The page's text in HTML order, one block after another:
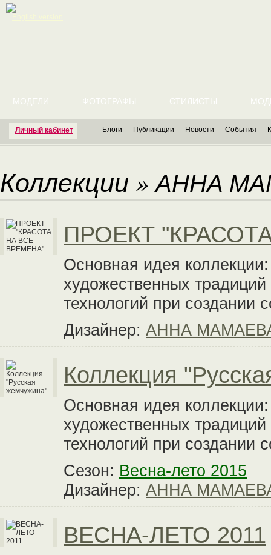
Личный кабинет
МОДЕЛИ ФОТОГРАФЫ СТИЛИСТЫ
Блоги Публикации Новости События
Коллекции »АННА
ПРОЕКТ
Основная идея
художественных
технологий при создании
Дизайнер: АННА
Коллекция
Основная идея
художественных
технологий при создании
Сезон: Весна-лето 2015
Дизайнер: АННА
ВЕСНА-ЛЕТО 2011